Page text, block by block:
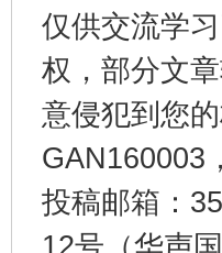
仅供交流学
权，部分文
意侵犯到您
GAN160003
投稿邮箱：
12号（华声
揭批美国五大"